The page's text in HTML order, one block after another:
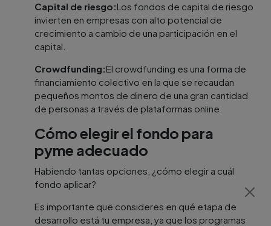
Capital de riesgo:Los fondos de capital de riesgo
invierten en empresas con alto potencial de
crecimiento a cambio de una participación en el
capital.
Crowdfunding:El crowdfunding es una forma de
financiamiento colectivo en la que se recaudan
pequeños montos de dinero de una gran cantidad
de personas a través de plataformas online.
Cómo elegir el fondo para
pyme adecuado
Habiendo tantas opciones, ¿cómo elegir a cuál
fondo aplicar?
Es importante que consideres en qué etapa de
desarrollo está tu empresa, ya que los programas